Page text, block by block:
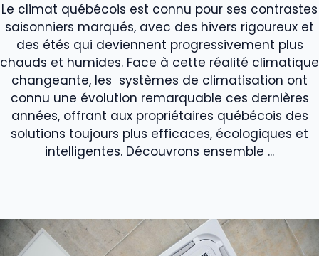
Le climat québécois est connu pour ses contrastes
saisonniers marqués, avec des hivers rigoureux et
des étés qui deviennent progressivement plus
chauds et humides. Face à cette réalité climatique
changeante, les systèmes de climatisation ont
connu une évolution remarquable ces dernières
années, offrant aux propriétaires québécois des
solutions toujours plus efficaces, écologiques et
intelligentes. Découvrons ensemble ...